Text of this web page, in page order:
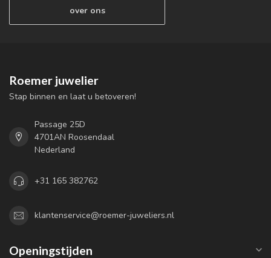
over ons
Roemer juwelier
Stap binnen en laat u betoveren!
Passage 25D
4701AN Roosendaal
Nederland
+31 165 382762
klantenservice@roemer-juweliers.nl
Openingstijden